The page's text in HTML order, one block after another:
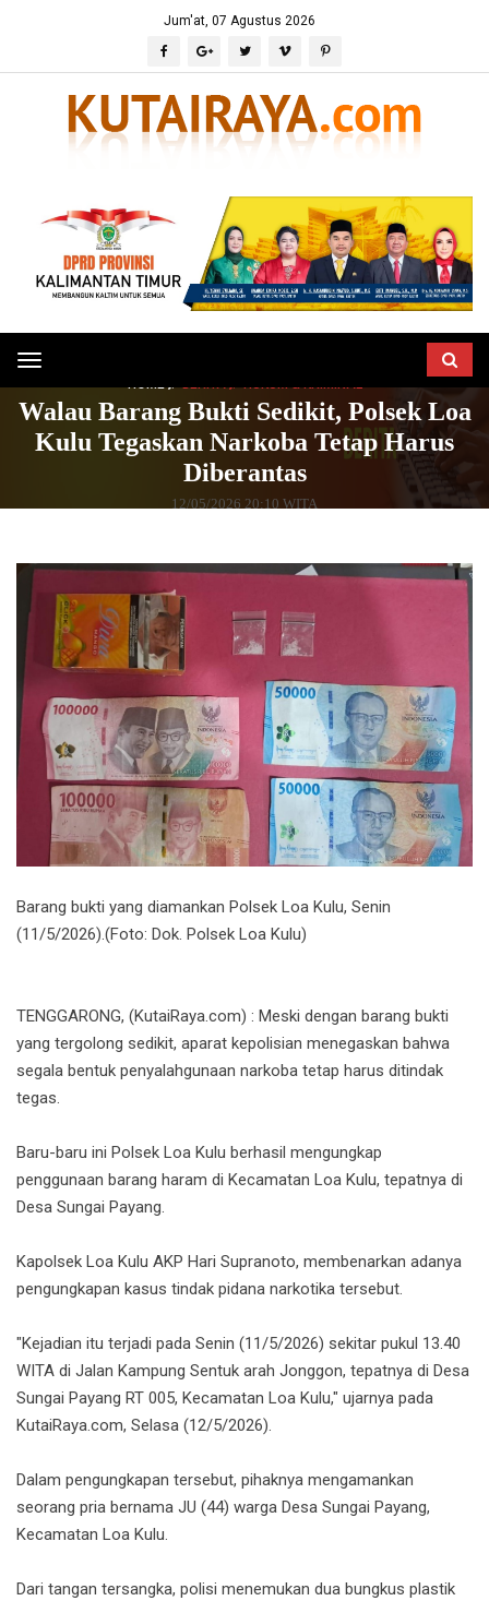
Jum'at, 07 Agustus 2026
Toggle
navigation
Walau Barang Bukti Sedikit, Polsek Loa
Kulu Tegaskan Narkoba Tetap Harus
Diberantas
12/05/2026 20:10 WITA
Barang bukti yang diamankan Polsek Loa Kulu, Senin
(11/5/2026).(Foto: Dok. Polsek Loa Kulu)
TENGGARONG, (KutaiRaya.com) : Meski dengan barang bukti
yang tergolong sedikit, aparat kepolisian menegaskan bahwa
segala bentuk penyalahgunaan narkoba tetap harus ditindak
tegas.
Baru-baru ini Polsek Loa Kulu berhasil mengungkap
penggunaan barang haram di Kecamatan Loa Kulu, tepatnya di
Desa Sungai Payang.
Kapolsek Loa Kulu AKP Hari Supranoto, membenarkan adanya
pengungkapan kasus tindak pidana narkotika tersebut.
"Kejadian itu terjadi pada Senin (11/5/2026) sekitar pukul 13.40
WITA di Jalan Kampung Sentuk arah Jonggon, tepatnya di Desa
Sungai Payang RT 005, Kecamatan Loa Kulu," ujarnya pada
KutaiRaya.com, Selasa (12/5/2026).
Dalam pengungkapan tersebut, pihaknya mengamankan
seorang pria bernama JU (44) warga Desa Sungai Payang,
Kecamatan Loa Kulu.
Dari tangan tersangka, polisi menemukan dua bungkus plastik